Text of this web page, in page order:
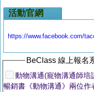
活動官網
https://www.facebook.com/
BeClass 線上報名
動物溝通(寵物溝通師培
暢銷書《動物溝通》兩位作